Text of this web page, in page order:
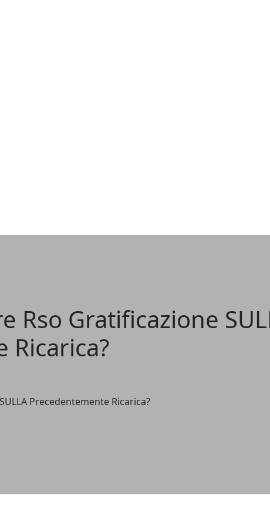
Rso Gratificazione
Ricarica?
Precedentemente Ricarica?